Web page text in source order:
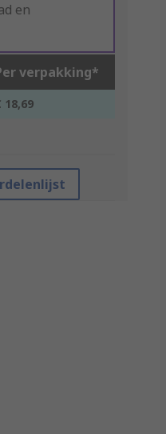
en
verpakking*
18,69